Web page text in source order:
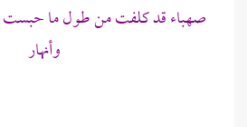
صهباء قد كلفت من طول ما
وأنهار